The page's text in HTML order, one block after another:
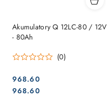
Akumulatory Q 12LC-80 / 12V
- 80Ah
(0)
Cena:
968.60
Cena:
968.60